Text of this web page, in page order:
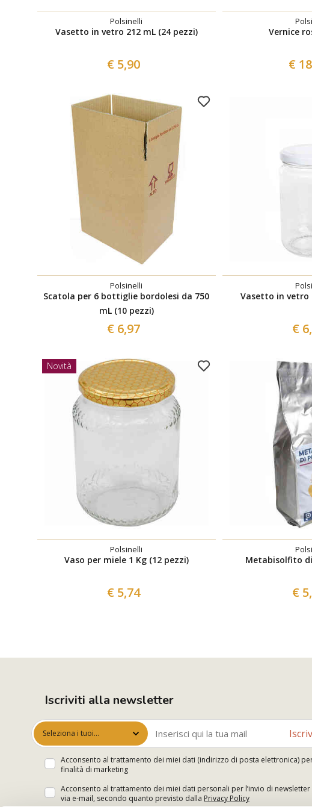
Polsinelli
Vasetto in vetro 212 mL (24 pezzi)
€ 5,90
Vernice
€
Polsinelli
Scatola per 6 bottiglie bordolesi da 750
mL (10 pezzi)
€ 6,97
Vasetto in vetro
€
Novità
Polsinelli
Vaso per miele 1 Kg (12 pezzi)
€ 5,74
Metabisolfito
€
Iscriviti alla newsletter
Seleziona i tuoi
interessi
Acconsento al trattamento dei miei dati (indirizzo di posta elettronica)
finalità di marketing
Acconsento al trattamento dei miei dati personali per l’invio di newsletter
via e-mail, secondo quanto previsto dalla Privacy Policy